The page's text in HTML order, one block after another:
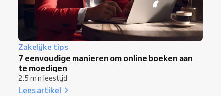
Zakelijke tips
7 eenvoudige manieren om online boeken aan
te moedigen
2.5 min leestijd
Lees artikel